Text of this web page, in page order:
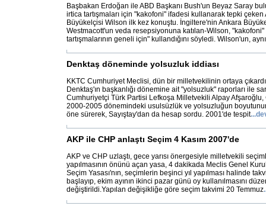
Başbakan Erdoğan ile ABD Başkanı Bush'un Beyaz Saray
irtica tartışmaları için "kakofoni" ifadesi kullanarak tepki çeken
Büyükelçisi Wilson ilk kez konuştu. İngiltere'nin Ankara
Westmacott'un veda resepsiyonuna katılan-Wilson,
tartışmalarının geneli için" kullandığını söyledi. Wilson'un,
Denktaş döneminde yolsuzluk iddiası
KKTC Cumhuriyet Meclisi, dün bir milletvekilinin ortaya
Denktaş'ın başkanlığı dönemine ait "yolsuzluk" raporları ile
Cumhuriyetçi Türk Partisi Lefkoşa Milletvekili Alpay Afşaroğlu,
2000-2005 dönemindeki usulsüzlük ve yolsuzluğun
öne sürerek, Sayıştay'dan da hesap sordu. 2001'de tespit...
AKP ile CHP anlaştı Seçim 4 Kasım 2007'de
AKP ve CHP uzlaştı, gece yarısı önergesiyle milletvekili
yapılmasının önünü açan yasa, 4 dakikada Meclis Genel
Seçim Yasası'nın, seçimlerin beşinci yıl yapılması halinde
başlayıp, ekim ayının ikinci pazar günü oy kullanılmasını
değiştirildi.Yapılan değişikliğe göre seçim takvimi 20 Temmuz